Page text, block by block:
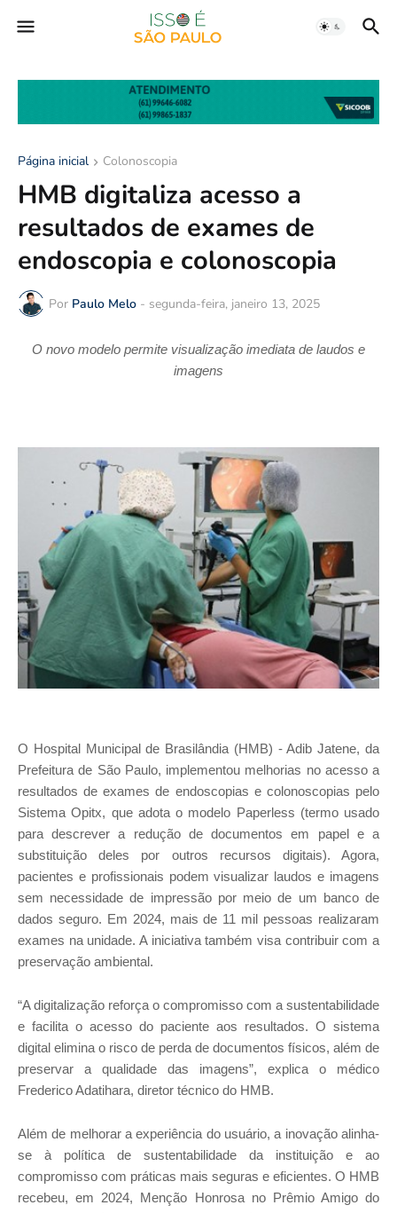
Página inicial Colonoscopia
HMB digitaliza acesso a
resultados de exames de
endoscopia e colonoscopia
Por Paulo Melo - segunda-feira, janeiro 13, 2025
O novo modelo permite visualização imediata de laudos e
imagens
O Hospital Municipal de Brasilândia (HMB) - Adib Jatene, da
Prefeitura de São Paulo, implementou melhorias no acesso a
resultados de exames de endoscopias e colonoscopias pelo
Sistema Opitx, que adota o modelo Paperless (termo usado
para descrever a redução de documentos em papel e a
substituição deles por outros recursos digitais). Agora,
pacientes e profissionais podem visualizar laudos e imagens
sem necessidade de impressão por meio de um banco de
dados seguro. Em 2024, mais de 11 mil pessoas realizaram
exames na unidade. A iniciativa também visa contribuir com a
preservação ambiental.
“A digitalização reforça o compromisso com a sustentabilidade
e facilita o acesso do paciente aos resultados. O sistema
digital elimina o risco de perda de documentos físicos, além de
preservar a qualidade das imagens”, explica o médico
Frederico Adatihara, diretor técnico do HMB.
Além de melhorar a experiência do usuário, a inovação alinha-
se à política de sustentabilidade da instituição e ao
compromisso com práticas mais seguras e eficientes. O HMB
recebeu, em 2024, Menção Honrosa no Prêmio Amigo do